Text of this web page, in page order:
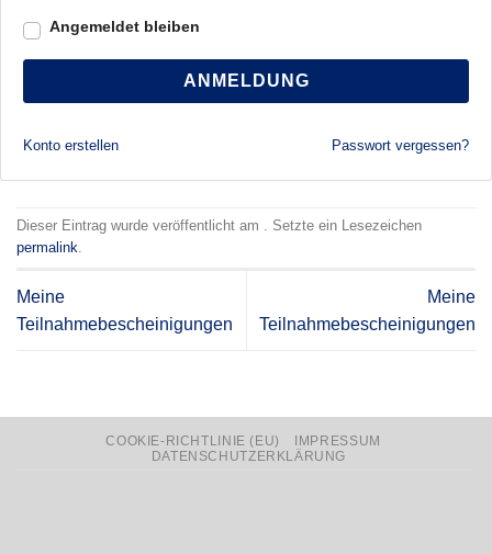
Angemeldet bleiben
ANMELDUNG
Konto erstellen Passwort vergessen?
Dieser Eintrag wurde veröffentlicht am . Setzte ein Lesezeichen
permalink.
Meine
Teilnahmebescheinigungen
Meine
Teilnahmebescheinigungen
COOKIE-RICHTLINIE (EU)
IMPRESSUM
DATENSCHUTZERKLÄRUNG